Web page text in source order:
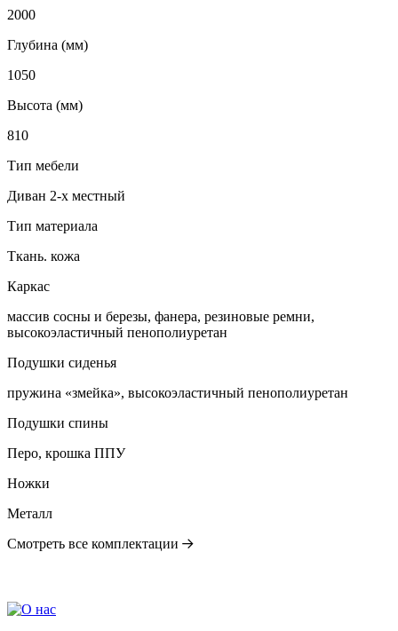
2000
Глубина (мм)
1050
Высота (мм)
810
Тип мебели
Диван 2-х местный
Тип материала
Ткань. кожа
Каркас
массив сосны и березы, фанера, резиновые ремни,
высокоэластичный пенополиуретан
Подушки сиденья
пружина «змейка», высокоэластичный пенополиуретан
Подушки спины
Перо, крошка ППУ
Ножки
Металл
Смотреть все комплектации